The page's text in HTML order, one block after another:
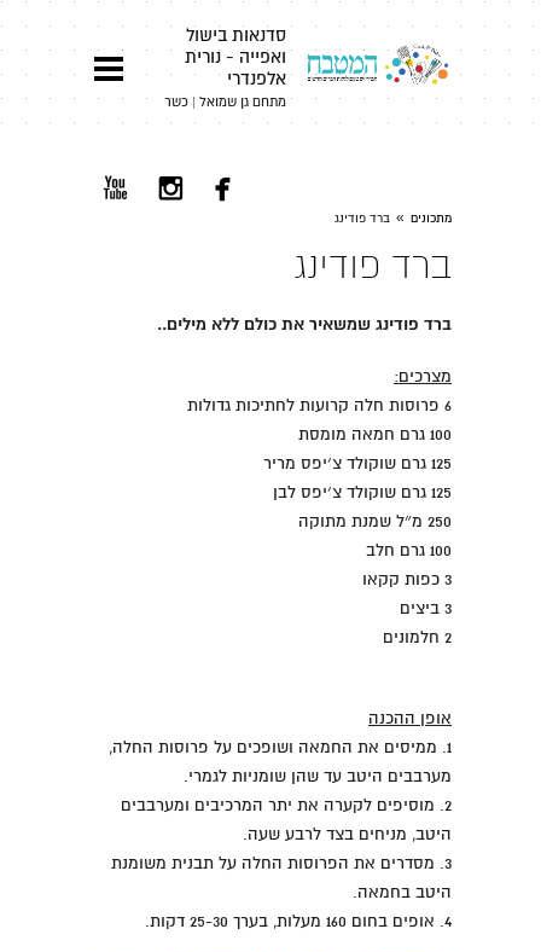
סדנאות בישול
ואפייה - נורית
אלפנדרי
מתחם גן שמואל | כשר



מתכונים » ברד פודינג
ברד פודינג
ברד פודינג שמשאיר את כולם ללא מילים..
מצרכים:
6 פרוסות חלה קרועות לחתיכות גדולות
100 גרם חמאה מומסת
125 גרם שוקולד צ׳יפס מריר
125 גרם שוקולד צ׳יפס לבן
250 מ״ל שמנת מתוקה
100 גרם חלב
3 כפות קקאו
3 ביצים
2 חלמונים
אופן ההכנה
1. ממיסים את החמאה ושופכים על פרוסות החלה,
מערבבים היטב עד שהן שומניות לגמרי.
2. מוסיפים לקערה את יתר המרכיבים ומערבבים
היטב, מניחים בצד לרבע שעה.
3. מסדרים את הפרוסות החלה על תבנית משומנת
היטב בחמאה.
4. אופים בחום 160 מעלות, בערך 25-30 דקות.